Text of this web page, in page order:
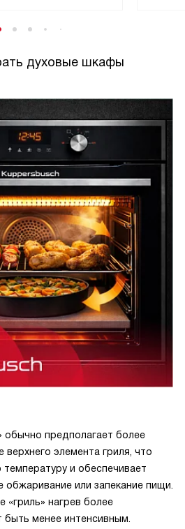
духовые шкафы
обычно предполагает более
верхнего элемента гриля, что
и обеспечивает
или запекание пищи.
«гриль» нагрев более
менее интенсивным.